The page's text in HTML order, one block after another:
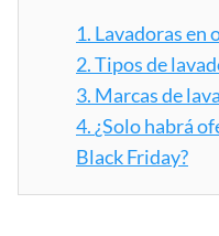
1. Lavadoras en
2.Tipos de
3. Marcas de
4. ¿Solo habrá
Black Friday?